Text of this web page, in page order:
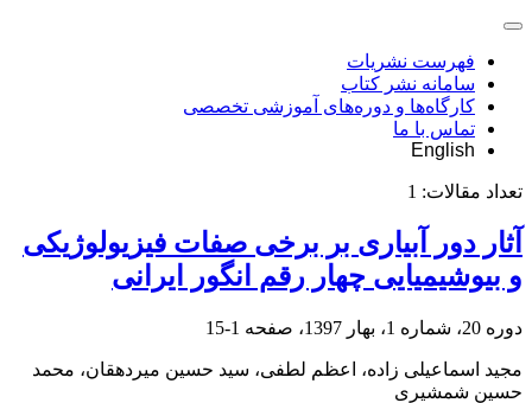
فهرست نشریات
سامانه نشر کتاب
کارگاه‌ها و دوره‌های آموزشی تخصصی
تماس با ما
English
تعداد مقالات: 1
آثار دور آبیاری بر برخی صفات فیزیولوژیکی
و بیوشیمیایی چهار رقم انگور ایرانی
دوره 20، شماره 1، بهار 1397، صفحه 1-15
مجید اسماعیلی زاده، اعظم لطفی، سید حسین میردهقان، محمد
حسین شمشیری